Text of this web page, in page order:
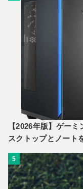
【2026年版】ゲー
スクトップとノート
5